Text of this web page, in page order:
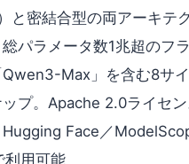
と密結合型の両アーキテ
パラメータ数1兆超のフ
Qwen3-Max」を含む8サ
プ。Apache 2.0ライセ
Hugging Face／
利用可能